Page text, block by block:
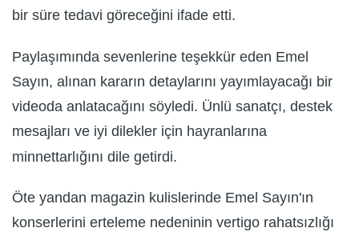
bir süre tedavi göreceğini ifade etti.
Paylaşımında sevenlerine teşekkür eden Emel
Sayın, alınan kararın detaylarını yayımlayacağı bir
videoda anlatacağını söyledi. Ünlü sanatçı, destek
mesajları ve iyi dilekler için hayranlarına
minnettarlığını dile getirdi.
Öte yandan magazin kulislerinde Emel Sayın'ın
konserlerini erteleme nedeninin vertigo rahatsızlığı